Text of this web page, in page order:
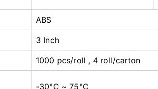
ABS
3 Inch
1000 pcs/roll , 4 roll/carton
-30°C ~ 75°C